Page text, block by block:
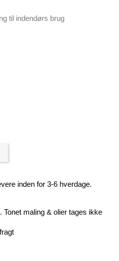
til indendørs brug
inden for 3-6 hverdage.
Tonet maling & olier tages ikke